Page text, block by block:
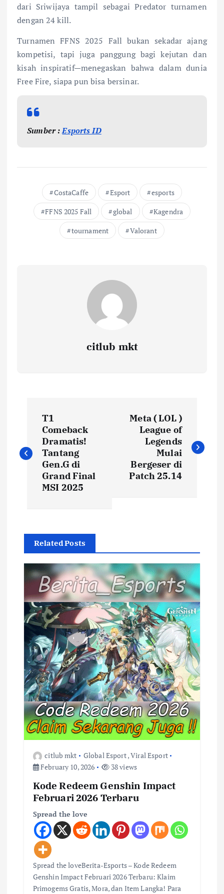
dari Sriwijaya tampil sebagai Predator turnamen
dengan 24 kill.
Turnamen FFNS 2025 Fall bukan sekadar ajang
kompetisi, tapi juga panggung bagi kejutan dan
kisah inspiratif—menegaskan bahwa dalam dunia
Free Fire, siapa pun bisa bersinar.
Sumber :Esports ID
CostaCaffe Esport
esports
FFNS 2025 Fall
global
Kagendra
tournament
Valorant
citlub mkt
s
a
v
g
a
t
o
n
T1
Comeback
Dramatis!
Tantang
Gen.G di
Grand Final
MSI 2025
Meta ( LOL )
League of
Legends
Mulai
Bergeser di
Patch 25.14
Related Posts
citlub mkt Global Esport,Viral Esport
February 10, 2026
38 views
Kode Redeem Genshin Impact
Februari 2026 Terbaru
Spread the love
Spread the loveBerita-Esports – Kode Redeem
Genshin Impact Februari 2026 Terbaru: Klaim
Primogems Gratis, Mora, dan Item Langka! Para